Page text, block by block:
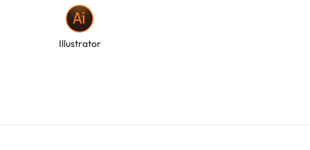
Illustrator